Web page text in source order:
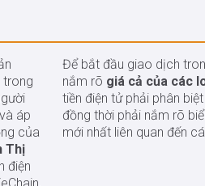
trong
áp
của
Thị
điện
Để bắt đầu giao dịch
nắm rõ giá cả của các
tiền điện tử phải phân
đồng thời phải nắm rõ
mới nhất liên quan đến